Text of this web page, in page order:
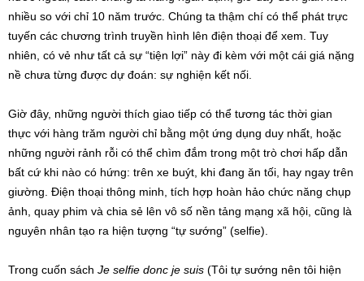
nhiều so với chỉ 10 năm trước. Chúng ta thậm chí có thể phát trực
tuyến các chương trình truyền hình lên điện thoại để xem. Tuy
nhiên, có vẻ như tất cả sự “tiện lợi” này đi kèm với một cái giá nặng
nề chưa từng được dự đoán: sự nghiện kết nối.
Giờ đây, những người thích giao tiếp có thể tương tác thời gian
thực với hàng trăm người chỉ bằng một ứng dụng duy nhất, hoặc
những người rảnh rỗi có thể chìm đắm trong một trò chơi hấp dẫn
bất cứ khi nào có hứng: trên xe buýt, khi đang ăn tối, hay ngay trên
giường. Điện thoại thông minh, tích hợp hoàn hảo chức năng chụp
ảnh, quay phim và chia sẻ lên vô số nền tảng mạng xã hội, cũng là
nguyên nhân tạo ra hiện tượng “tự sướng” (selfie).
Trong cuốn sách Je selfie donc je suis (Tôi tự sướng nên tôi hiện